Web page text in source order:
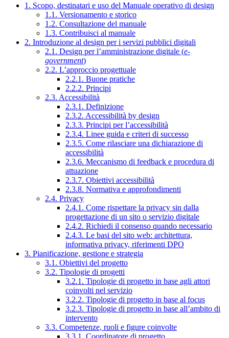
1. Scopo, destinatari e uso del Manuale operativo di design
1.1. Versionamento e storico
1.2. Consultazione del manuale
1.3. Contribuisci al manuale
2. Introduzione al design per i servizi pubblici digitali
2.1. Design per l’amministrazione digitale (e-
government)
2.2. L’approccio progettuale
2.2.1. Buone pratiche
2.2.2. Principi
2.3. Accessibilità
2.3.1. Definizione
2.3.2. Accessibilità by design
2.3.3. Principi per l’accessibilità
2.3.4. Linee guida e criteri di successo
2.3.5. Come rilasciare una dichiarazione di
accessibilità
2.3.6. Meccanismo di feedback e procedura di
attuazione
2.3.7. Obiettivi accessibilità
2.3.8. Normativa e approfondimenti
2.4. Privacy
2.4.1. Come rispettare la privacy sin dalla
progettazione di un sito o servizio digitale
2.4.2. Richiedi il consenso quando necessario
2.4.3. Le basi del sito web: architettura,
informativa privacy, riferimenti DPO
3. Pianificazione, gestione e strategia
3.1. Obiettivi del progetto
3.2. Tipologie di progetti
3.2.1. Tipologie di progetto in base agli attori
coinvolti nel servizio
3.2.2. Tipologie di progetto in base al focus
3.2.3. Tipologie di progetto in base all’ambito di
intervento
3.3. Competenze, ruoli e figure coinvolte
3.3.1. Coordinatore di progetto